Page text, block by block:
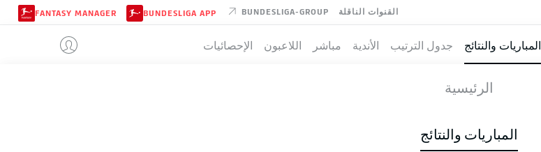
القنوات الناقلة BUNDESLIGA-GROUP
BUNDESLIGA APP
FANTASY MANAGER
المباريات والنتائج جدول الترتيب الأندية مباشر اللاعبون الإحصائيات
الرئيسية
المباريات والنتائج